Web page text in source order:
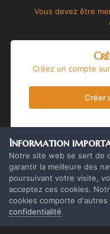
Vous devez être
Créez un compte
Créer
Vous avez déjà
Information
Notre site web se sert de
garantir la meilleure des
poursuivant votre visite,
acceptez ces cookies.
cookies comporte d'autres
confidentialité